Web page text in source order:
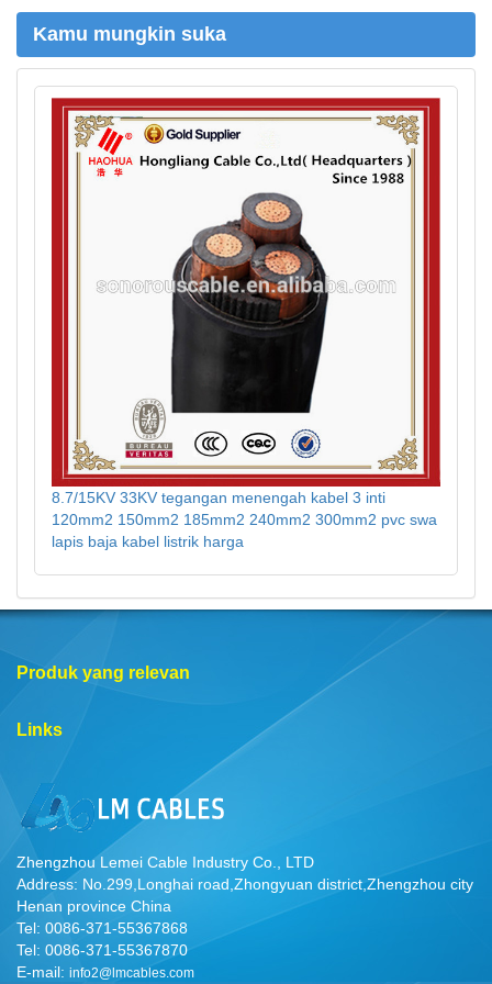
Kamu mungkin suka
8.7/15KV 33KV tegangan menengah kabel 3 inti
120mm2 150mm2 185mm2 240mm2 300mm2 pvc swa
lapis baja kabel listrik harga
Produk yang relevan
Links
Zhengzhou Lemei Cable Industry Co., LTD
Address: No.299,Longhai road,Zhongyuan district,Zhengzhou city
Henan province China
Tel: 0086-371-55367868
Tel: 0086-371-55367870
E-mail: info2@lmcables.com